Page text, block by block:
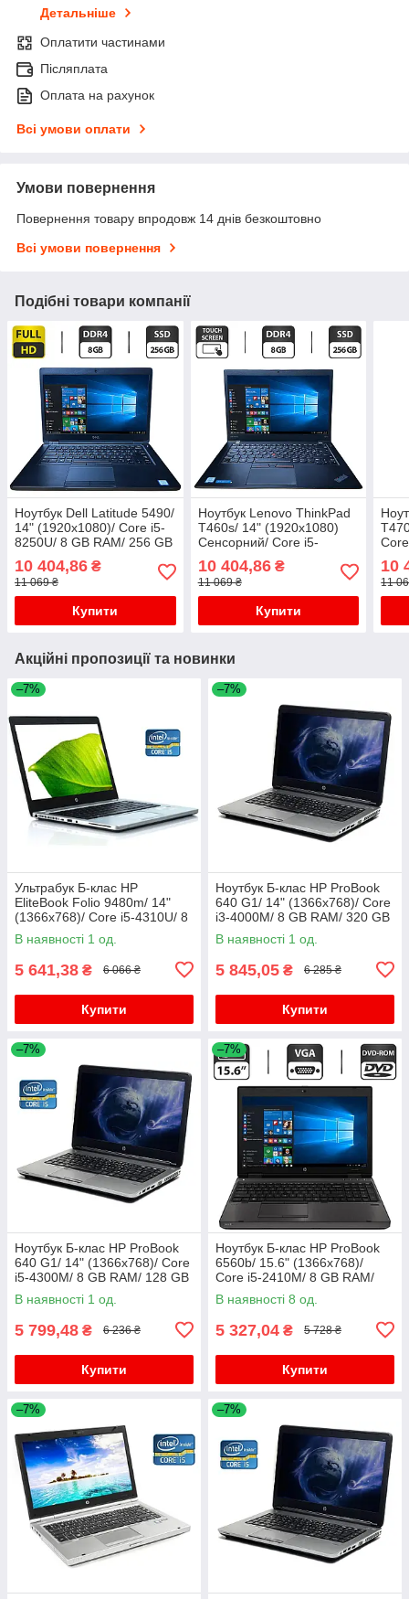
Детальніше
Оплатити частинами
Післяплата
Оплата на рахунок
Всі умови оплати
Умови повернення
Повернення товару впродовж 14 днів безкоштовно
Всі умови повернення
Подібні товари компанії
Ноутбук Dell Latitude 5490/
14" (1920x1080)/ Core i5-
8250U/ 8 GB RAM/ 256 GB
10 404,86 ₴
11 069 ₴
Купити
Ноутбук Lenovo ThinkPad
T460s/ 14" (1920x1080)
Сенсорний/ Core i5-
SSD/ HD 520
10 404,86₴
11 069 ₴
Купити
10
11
Акційні пропозиції та новинки
–7%
Ультрабук Б-клас HP
EliteBook Folio 9480m/ 14"
(1366x768)/ Core i5-4310U/ 8
GB RAM/ 180 GB SSD/ HD
4400
В наявності 1 од.
5 641,38 ₴ 6 066 ₴
Купити
–7%
Ноутбук Б-клас HP ProBook
640 G1/ 14" (1366x768)/ Core
i3-4000M/ 8 GB RAM/ 320 GB
HDD/ HD Graphic 4600
В наявності 1 од.
5 845,05 ₴ 6 285 ₴
Купити
–7%
Ноутбук Б-клас HP ProBook
640 G1/ 14" (1366x768)/ Core
i5-4300M/ 8 GB RAM/ 128 GB
SSD/ HD Graphic 4600
В наявності 1 од.
5 799,48 ₴ 6 236 ₴
Купити
–7%
Ноутбук Б-клас HP ProBook
6560b/ 15.6" (1366x768)/
Core i5-2410M/ 8 GB RAM/
320 GB HDD/ HD 3000
В наявності 8 од.
5 327,04 ₴ 5 728 ₴
Купити
–7% –7%